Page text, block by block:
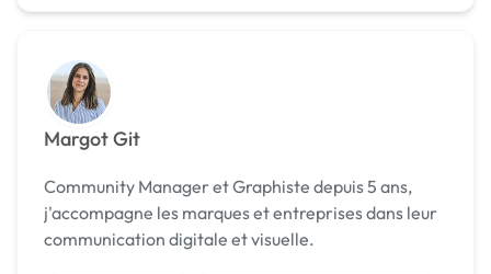
Margot Git
Community Manager et Graphiste depuis 5 ans,
j'accompagne les marques et entreprises dans leur
communication digitale et visuelle.